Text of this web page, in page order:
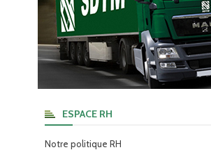
ESPACE RH
Notre politique RH